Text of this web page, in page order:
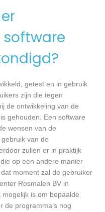
getest en in gebruik
zijn die tegen
de ontwikkeling van de
gehouden. Een software
wensen van de
van de
zullen er in praktijk
op een andere manier
moment zal de gebruiker
Rosmalen BV in
is om bepaalde
de programma’s nog